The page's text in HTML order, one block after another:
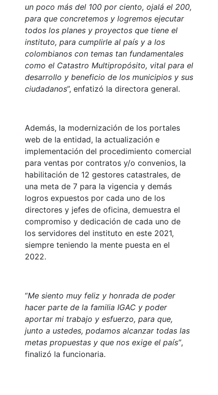
un poco más del 100 por ciento, ojalá el 200,
para que concretemos y logremos ejecutar
todos los planes y proyectos que tiene el
instituto, para cumplirle al país y a los
colombianos con temas tan fundamentales
como el Catastro Multipropósito, vital para el
desarrollo y beneficio de los municipios y sus
ciudadanos”, enfatizó la directora general.
Además, la modernización de los portales
web de la entidad, la actualización e
implementación del procedimiento comercial
para ventas por contratos y/o convenios, la
habilitación de 12 gestores catastrales, de
una meta de 7 para la vigencia y demás
logros expuestos por cada uno de los
directores y jefes de oficina, demuestra el
compromiso y dedicación de cada uno de
los servidores del instituto en este 2021,
siempre teniendo la mente puesta en el
2022.
“Me siento muy feliz y honrada de poder
hacer parte de la familia IGAC y poder
aportar mi trabajo y esfuerzo, para que,
junto a ustedes, podamos alcanzar todas las
metas propuestas y que nos exige el país”,
finalizó la funcionaria.